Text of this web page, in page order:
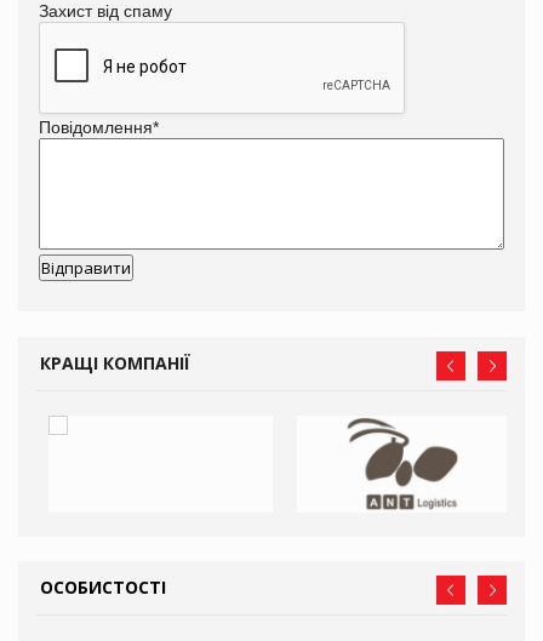
Захист від спаму
Повідомлення*
КРАЩІ КОМПАНІЇ
ОСОБИСТОСТІ